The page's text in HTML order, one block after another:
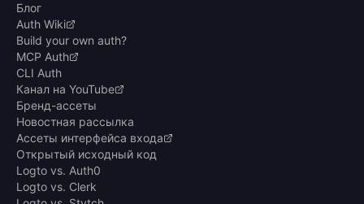
Блог
Auth Wiki
Build your own auth?
MCP Auth
CLI Auth
Канал на YouTube
Бренд-ассеты
Новостная рассылка
Ассеты интерфейса входа
Открытый исходный код
Logto vs. Auth0
Logto vs. Clerk